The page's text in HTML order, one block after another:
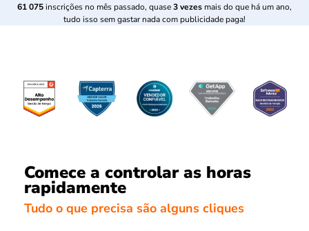
61 075inscrições no mês passado, quase3 vezes mais do que há um ano,
tudo isso sem gastar nada com publicidade paga!
Comece a controlar as horas
rapidamente
Tudo o que precisa são alguns cliques